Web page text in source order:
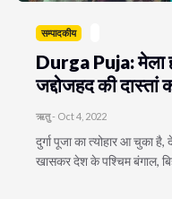
सम्पादकीय
Durga Puja: मेला
जद्दोजहद की दास्तां
ऋतु- Oct 4, 2022
दुर्गा पूजा का त्योहार आ चुका
खासकर देश के पश्चिम बंगाल,